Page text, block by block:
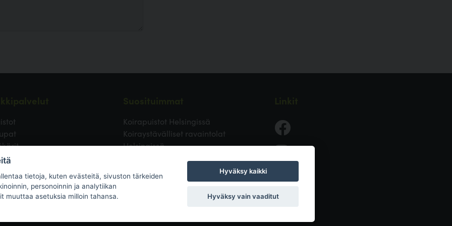
ravintolat
ja hoitolat
Koirapuistot Helsingissä
Koiraystävälliset ravaintolat
Helsingissä
Koirapuistot Turussa
Eläinlääkäri Helsingissä
tietoja, kuten evästeitä, sivuston tärkeiden
personoinnin ja analytiikan
muuttaa asetuksia milloin tahansa.
Hyväksy kaikki
Hyväksy vain vaaditut